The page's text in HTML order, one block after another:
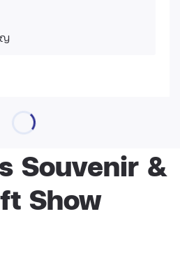
ญ
Souvenir &
Show